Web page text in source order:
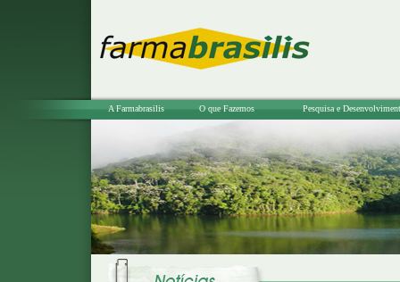
A Farmabrasilis O que Fazemos Pesquisa e